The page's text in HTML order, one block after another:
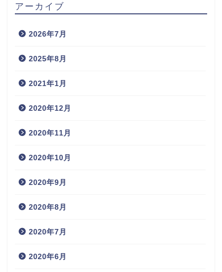
アーカイブ
2026年7月
2025年8月
2021年1月
2020年12月
2020年11月
2020年10月
2020年9月
2020年8月
2020年7月
2020年6月